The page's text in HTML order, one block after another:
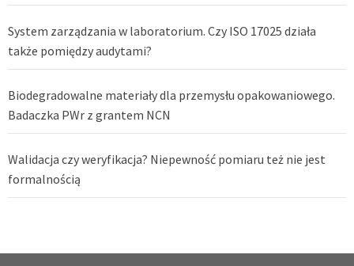
System zarządzania w laboratorium. Czy ISO 17025 działa
także pomiędzy audytami?
Biodegradowalne materiały dla przemysłu opakowaniowego.
Badaczka PWr z grantem NCN
Walidacja czy weryfikacja? Niepewność pomiaru też nie jest
formalnością